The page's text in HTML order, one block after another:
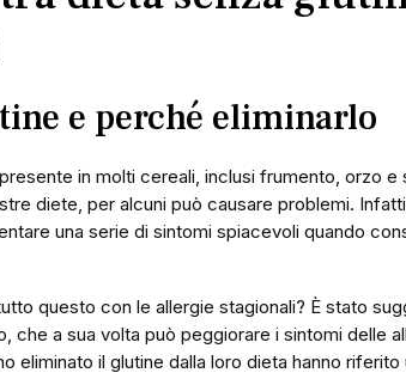
e perché eliminarlo
in molti cereali, inclusi frumento, orzo
diete, per alcuni può causare problemi.
una serie di sintomi spiacevoli quando
questo con le allergie stagionali? È stato
che a sua volta può peggiorare i sintomi delle
eliminato il glutine dalla loro dieta hanno